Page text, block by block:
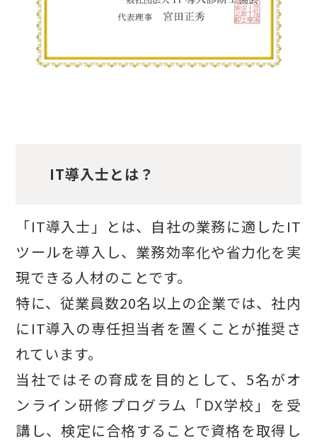
IT導入士とは？
「IT導入士」とは、自社の業務に適したIT
ツールを導入し、業務効率化や省力化を実
現できる人材のことです。
特に、従業員数20名以上の企業では、社内
にIT導入の専任担当者を置くことが推奨さ
れています。
当社ではその育成を目的として、5名がオ
ンライン研修プログラム「DX学校」を受
講し、検定に合格することで資格を取得し